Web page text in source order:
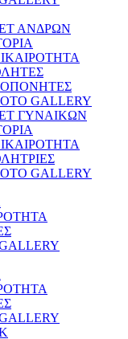
ΑΝΔΡΩΝ
GALLERY
ΓΥΝΑΙΚΩΝ
GALLERY